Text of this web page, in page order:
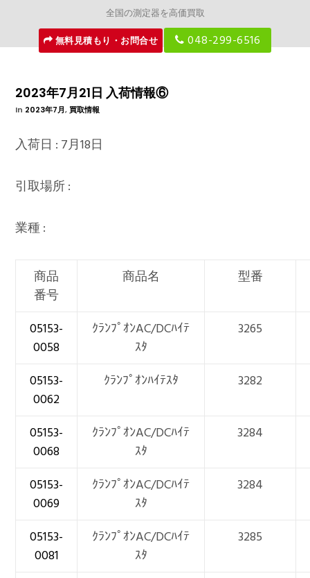
全国の測定器を高価買取
無料見積もり・お問合せ
048-299-6516
2023年7月21日 入荷情報⑥
In 2023年7月,買取情報
入荷日 : 7月18日
引取場所 :
業種 :
商品
番号
商品名 型番
05153-
0058
ｸﾗﾝﾌﾟｵﾝAC/DCﾊｲﾃ
ｽﾀ
3265
05153-
0062
ｸﾗﾝﾌﾟｵﾝﾊｲﾃｽﾀ 3282
05153-
0068
ｸﾗﾝﾌﾟｵﾝAC/DCﾊｲﾃ
ｽﾀ
3284
05153-
0069
ｸﾗﾝﾌﾟｵﾝAC/DCﾊｲﾃ
ｽﾀ
3284
05153-
0081
ｸﾗﾝﾌﾟｵﾝAC/DCﾊｲﾃ
ｽﾀ
3285